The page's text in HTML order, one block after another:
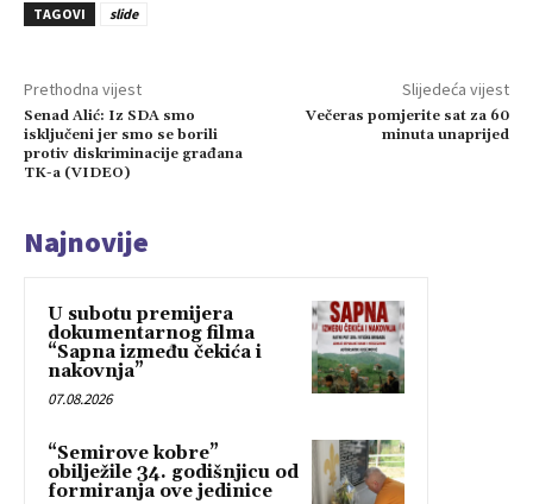
TAGOVI slide
Prethodna vijest
Senad Alić: Iz SDA smo
isključeni jer smo se borili
protiv diskriminacije građana
TK-a (VIDEO)
Slijedeća vijest
Večeras pomjerite sat za 60
minuta unaprijed
Najnovije
U subotu premijera
dokumentarnog filma
“Sapna između čekića i
nakovnja”
07.08.2026
“Semirove kobre”
obilježile 34. godišnjicu od
formiranja ove jedinice